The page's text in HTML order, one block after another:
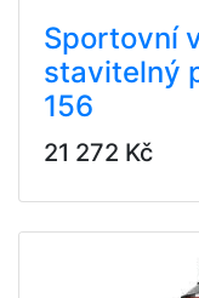
Sportovní
stavitelný
156
21 272 Kč